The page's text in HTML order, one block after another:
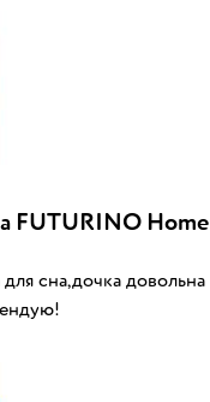
FUTURINO Home
сна,дочка довольна